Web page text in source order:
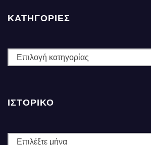
ΚΑΤΗΓΟΡΙΕΣ
ΚΑΤΗΓΟΡΙΕΣ
ΙΣΤΟΡΙΚΌ
Ιστορικό